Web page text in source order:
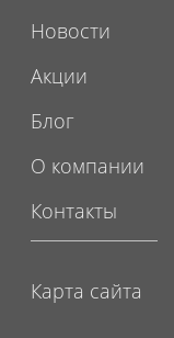
Новости
Акции
Блог
О компании
Контакты
Карта сайта